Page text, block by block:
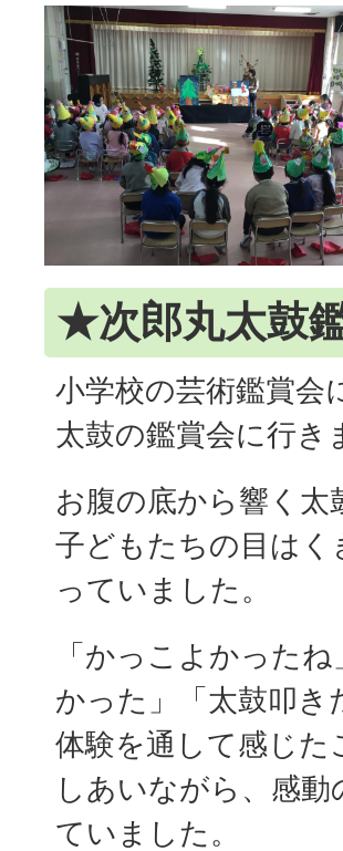
★次郎丸太鼓
小学校の芸術鑑賞会
太鼓の鑑賞会に行き
お腹の底から響く太
子どもたちの目は
っていました。
「かっこよかった
かった」「太鼓叩
体験を通して感じた
しあいながら、感
ていました。